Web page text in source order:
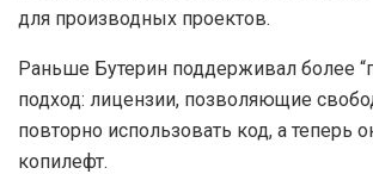
для производных проектов.
Раньше Бутерин поддерживал более
подход: лицензии, позволяющие
повторно использовать код, а теперь
копилефт.